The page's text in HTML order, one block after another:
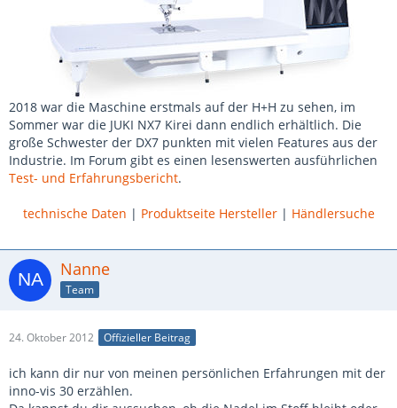
2018 war die Maschine erstmals auf der H+H zu sehen, im
Sommer war die JUKI NX7 Kirei dann endlich erhältlich. Die
große Schwester der DX7 punkten mit vielen Features aus der
Industrie. Im Forum gibt es einen lesenswerten ausführlichen
Test- und Erfahrungsbericht.
technische Daten | Produktseite Hersteller| Händlersuche
Nanne
Team
24. Oktober 2012 Offizieller Beitrag
ich kann dir nur von meinen persönlichen Erfahrungen mit der
inno-vis 30 erzählen.